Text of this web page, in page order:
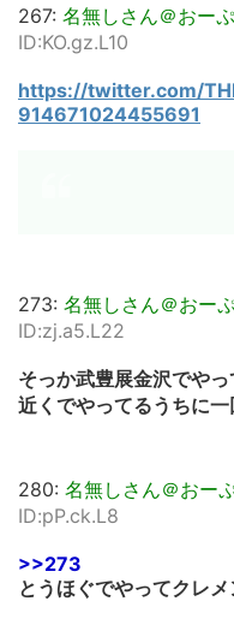
267: 名無しさん＠おー
ID:KO.gz.L10
https://twitter.com/
914671024455691
273: 名無しさん＠おー
ID:zj.a5.L22
そっか武豊展金沢でや
近くでやってるうちに
280: 名無しさん＠おー
ID:pP.ck.L8
>>273
とうほぐでやってクレメ